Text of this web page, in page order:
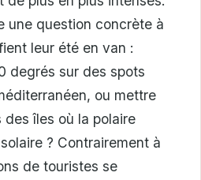
une question concrète à
leur été en van :
degrés sur des spots
ou mettre
îles où la polaire
? Contrairement à
de touristes se